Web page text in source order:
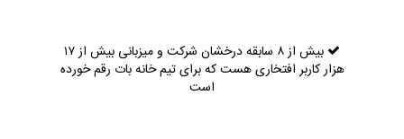
بیش از ۸ سابقه درخشان شرکت و میزبانی بیش از ۱۷
هزار کاربر افتخاری هست که برای تیم خانه بات رقم خورده
است